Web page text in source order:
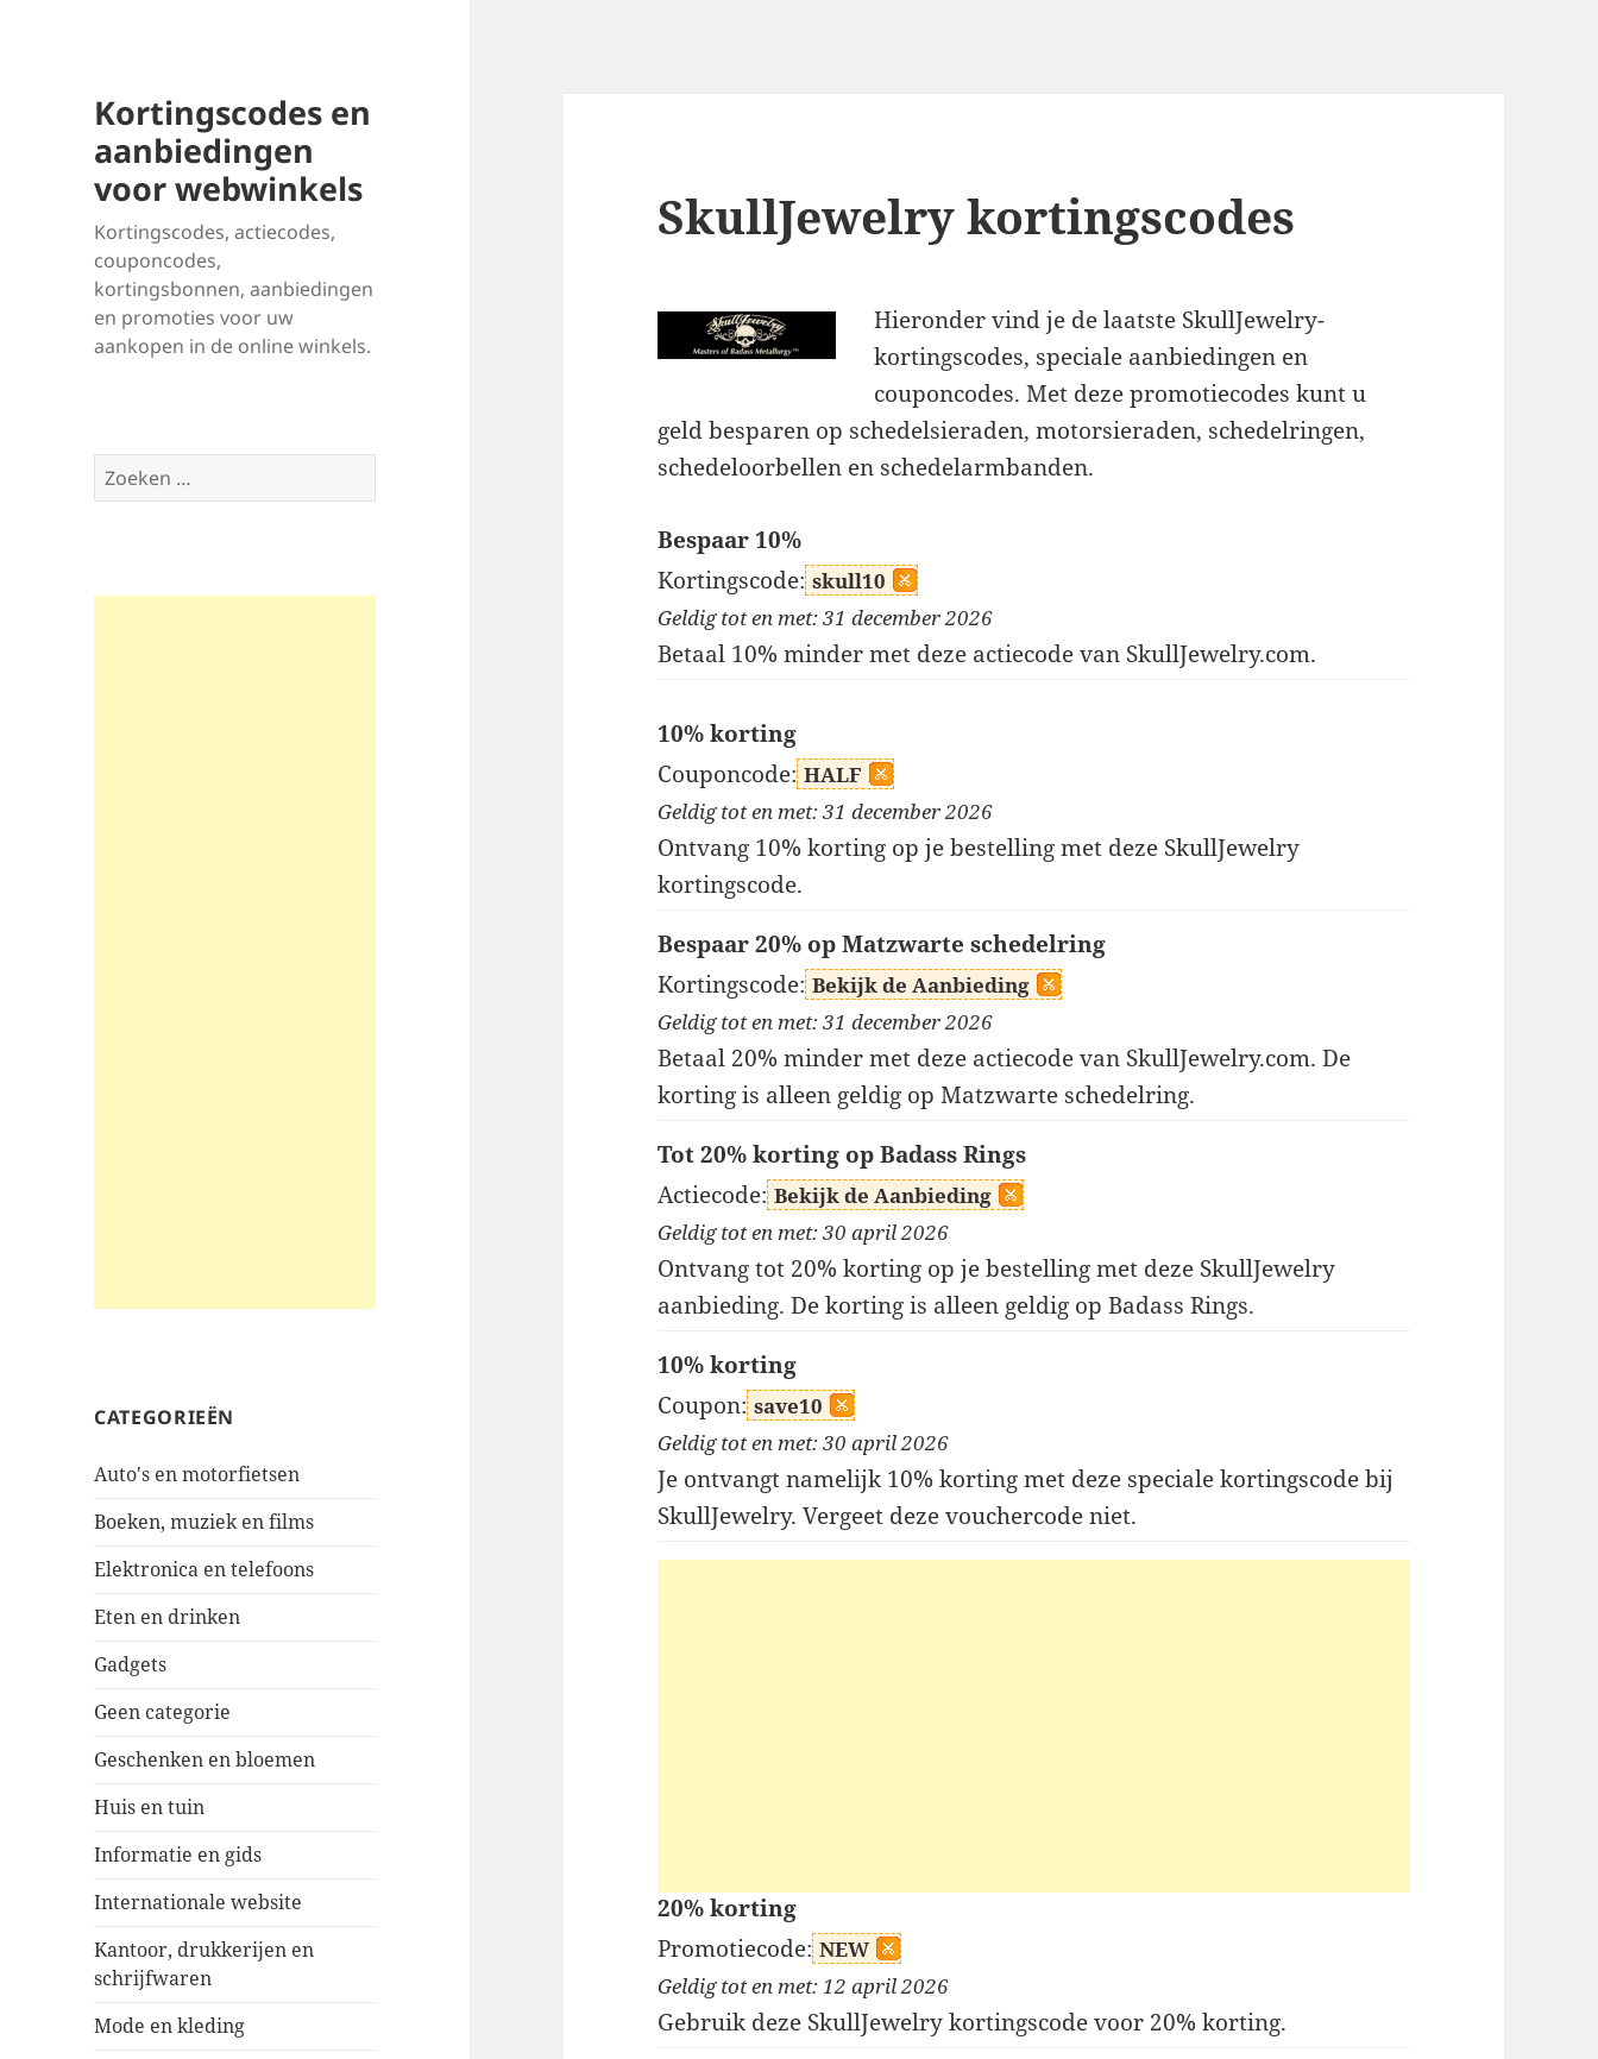
Kortingscodes en
aanbiedingen
voor webwinkels
Kortingscodes, actiecodes,
couponcodes,
kortingsbonnen, aanbiedingen
en promoties voor uw
aankopen in de online winkels.
Zoeken
naar:
CATEGORIEËN
Auto's en motorfietsen
Boeken, muziek en films
Elektronica en telefoons
Eten en drinken
Gadgets
Geen categorie
Geschenken en bloemen
Huis en tuin
Informatie en gids
Internationale website
Kantoor, drukkerijen en
schrijfwaren
Mode en kleding
SkullJewelry kortingscodes
Hieronder vind je de laatste SkullJewelry-
kortingscodes, speciale aanbiedingen en
couponcodes. Met deze promotiecodes kunt u
geld besparen op schedelsieraden, motorsieraden, schedelringen,
schedeloorbellen en schedelarmbanden.
Bespaar 10%
Kortingscode: skull10
Geldig tot en met: 31 december 2026
Betaal 10% minder met deze actiecode van SkullJewelry.com.
10% korting
Couponcode: HALF
Geldig tot en met: 31 december 2026
Ontvang 10% korting op je bestelling met deze SkullJewelry
kortingscode.
Bespaar 20% op Matzwarte schedelring
Kortingscode: Bekijk de Aanbieding
Geldig tot en met: 31 december 2026
Betaal 20% minder met deze actiecode van SkullJewelry.com. De
korting is alleen geldig op Matzwarte schedelring.
Tot 20% korting op Badass Rings
Actiecode: Bekijk de Aanbieding
Geldig tot en met: 30 april 2026
Ontvang tot 20% korting op je bestelling met deze SkullJewelry
aanbieding. De korting is alleen geldig op Badass Rings.
10% korting
Coupon: save10
Geldig tot en met: 30 april 2026
Je ontvangt namelijk 10% korting met deze speciale kortingscode bij
SkullJewelry. Vergeet deze vouchercode niet.
20% korting
Promotiecode: NEW
Geldig tot en met: 12 april 2026
Gebruik deze SkullJewelry kortingscode voor 20% korting.